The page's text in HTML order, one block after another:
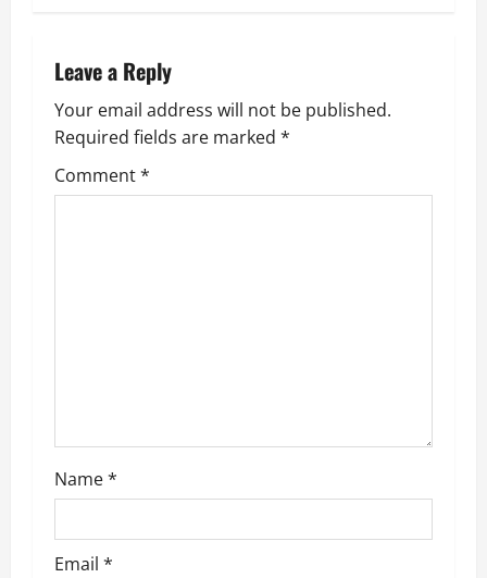
a
v
i
g
Leave a Reply
Your email address will not be published.
Required fields are marked *
Comment*
Name*
Email *